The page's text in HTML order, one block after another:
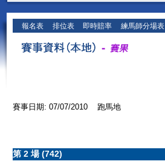
報名表 排位表 即時賠率 練馬師分場表
賽事日期: 07/07/2010 跑馬地
第 2 場 (742)